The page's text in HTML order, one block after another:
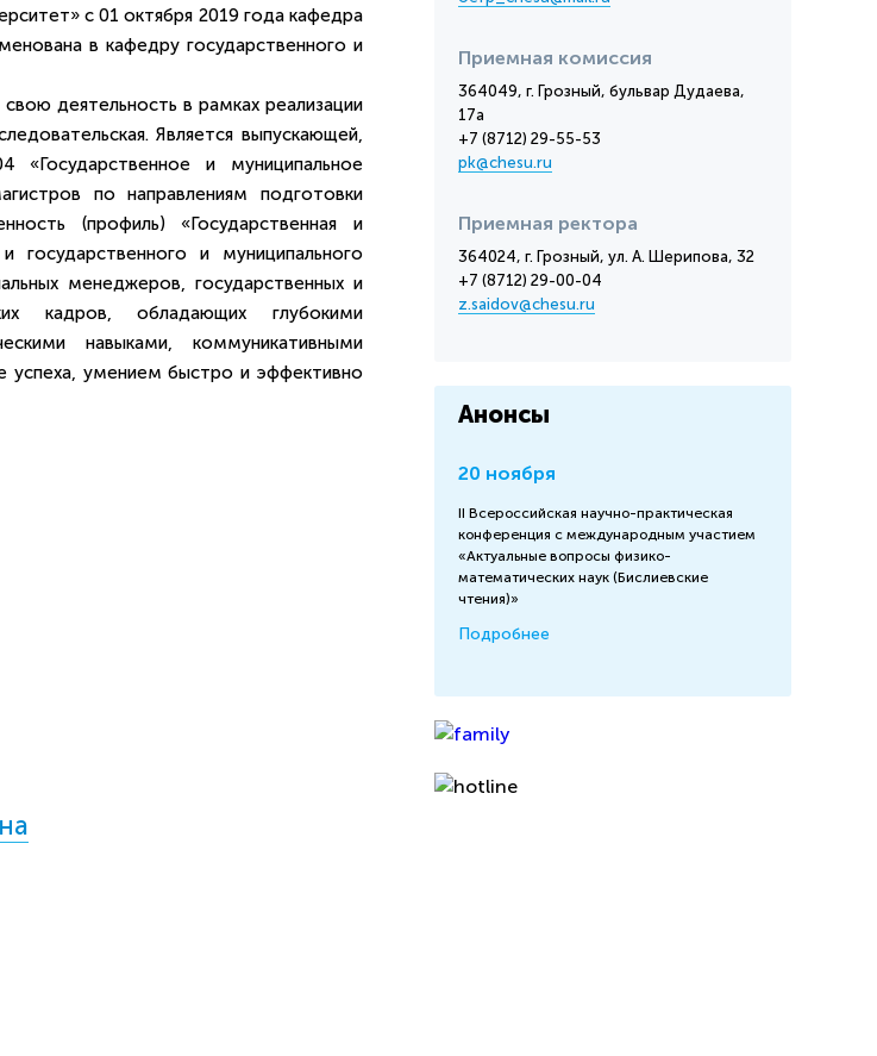
с 01 октября 2019 года кафедра
в кафедру государственного и
деятельность в рамках реализации
Является выпускающей,
«Государственное и муниципальное
по направлениям подготовки
(профиль) «Государственная и
и муниципального
менеджеров, государственных и
кадров, обладающих глубокими
навыками, коммуникативными
успеха, умением быстро и эффективно
Приемная комиссия
364049, г. Грозный, бульвар Дудаева,
17а
+7 (8712) 29-55-53
pk@chesu.ru
Приемная ректора
364024, г. Грозный, ул. А. Шерипова, 32
+7 (8712) 29-00-04
z.saidov@chesu.ru
Анонсы
20 ноября
II Всероссийская научно-практическая
конференция с международным участием
«Актуальные вопросы физико-
математических наук (Бислиевские
чтения)»
Подробнее